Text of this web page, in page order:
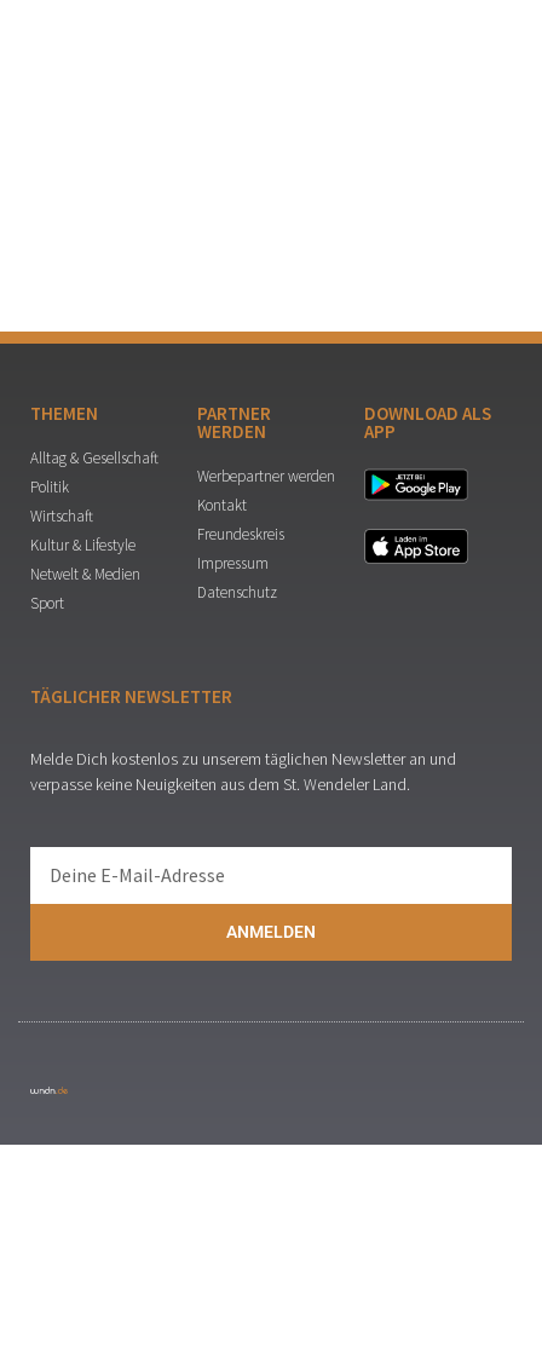
THEMEN
Alltag & Gesellschaft
Politik
Wirtschaft
Kultur & Lifestyle
Netwelt & Medien
Sport
PARTNER
WERDEN
Werbepartner werden
Kontakt
Freundeskreis
Impressum
Datenschutz
DOWNLOAD ALS
APP
TÄGLICHER NEWSLETTER
Melde Dich kostenlos zu unserem täglichen Newsletter an und
verpasse keine Neuigkeiten aus dem St. Wendeler Land.
ANMELDEN